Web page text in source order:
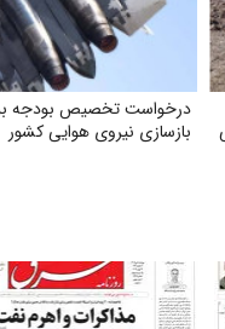
درخواست تخصیص بودجه
بازسازی نیروی هوایی کشور